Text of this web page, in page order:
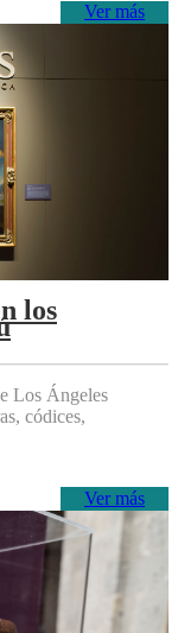
Ver más
los
Los Ángeles
códices,
Ver más